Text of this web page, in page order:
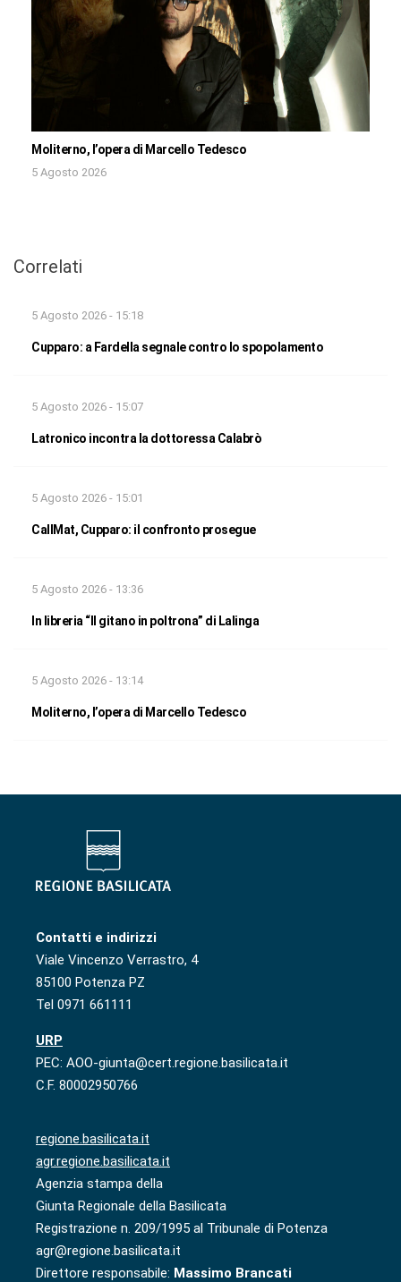
Moliterno, l’opera di Marcello Tedesco
5 Agosto 2026
Correlati
5 Agosto 2026 - 15:18
Cupparo: a Fardella segnale contro lo spopolamento
5 Agosto 2026 - 15:07
Latronico incontra la dottoressa Calabrò
5 Agosto 2026 - 15:01
CallMat, Cupparo: il confronto prosegue
5 Agosto 2026 - 13:36
In libreria “Il gitano in poltrona” di Lalinga
5 Agosto 2026 - 13:14
Moliterno, l’opera di Marcello Tedesco
Contatti e indirizzi
Viale Vincenzo Verrastro, 4
85100 Potenza PZ
Tel 0971 661111
URP
PEC: AOO-giunta@cert.regione.basilicata.it
C.F. 80002950766
regione.basilicata.it
agr.regione.basilicata.it
Agenzia stampa della
Giunta Regionale della Basilicata
Registrazione n. 209/1995 al Tribunale di Potenza
agr@regione.basilicata.it
Direttore responsabile: Massimo Brancati